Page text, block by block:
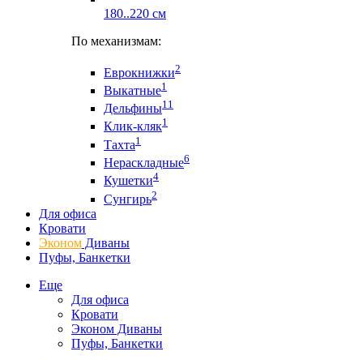
180..220 см
По механизмам:
Еврокнижки2
Выкатные1
Дельфины11
Клик-кляк1
Тахта1
Нераскладные6
Кушетки4
Сунгирь2
Для офиса
Кровати
Эконом Диваны
Пуфы, Банкетки
Еще
Для офиса
Кровати
Эконом Диваны
Пуфы, Банкетки